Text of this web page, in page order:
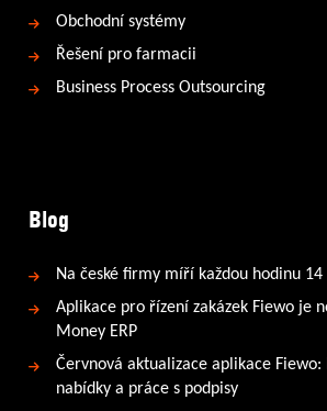
Obchodní systémy
Řešení pro farmacii
Business Process Outsourcing
Blog
Na české firmy míří každou hodinu
Aplikace pro řízení zakázek Fiewo je
Money ERP
Červnová aktualizace aplikace Fiewo:
nabídky a práce s podpisy